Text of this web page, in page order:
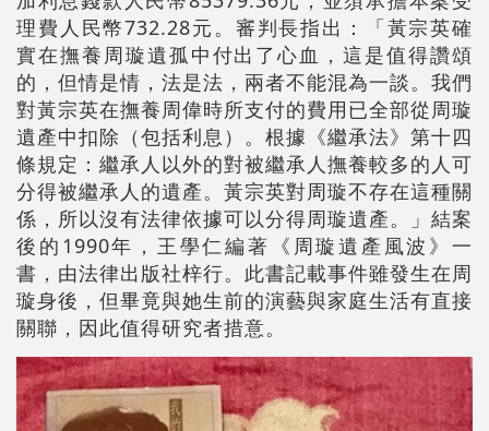
理費人民幣732.28元。審判長指出：「黃宗英確
實在撫養周璇遺孤中付出了心血，這是值得讚頌
的，但情是情，法是法，兩者不能混為一談。我們
對黃宗英在撫養周偉時所支付的費用已全部從周璇
遺產中扣除（包括利息）。根據《繼承法》第十四
條規定：繼承人以外的對被繼承人撫養較多的人可
分得被繼承人的遺產。黃宗英對周璇不存在這種關
係，所以沒有法律依據可以分得周璇遺產。」結案
後的1990年，王學仁編著《周璇遺產風波》一
書，由法律出版社梓行。此書記載事件雖發生在周
璇身後，但畢竟與她生前的演藝與家庭生活有直接
關聯，因此值得研究者措意。